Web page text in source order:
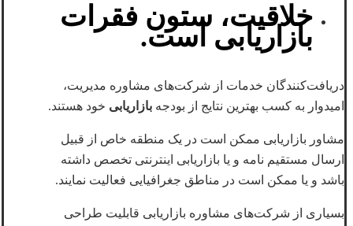
خلاقیت، ستون فقرات
بازاریابی است.
دریافت‌کنندگان خدمات از شرکت‌های مشاوره مدیریت،
امیدوار به کسب بهترین نتایج از بودجه بازاریابی خود هستند.
مشاور بازاریابی ممکن است در یک منطقه خاص از قبیل
ارسال مستقیم نامه و یا بازاریابی اینترنتی تخصص داشته
باشد و یا ممکن است در مناطق جغرافیایی فعالیت نمایند.
بسیاری از شرکت‌های مشاوره بازاریابی قابلیت طراحی